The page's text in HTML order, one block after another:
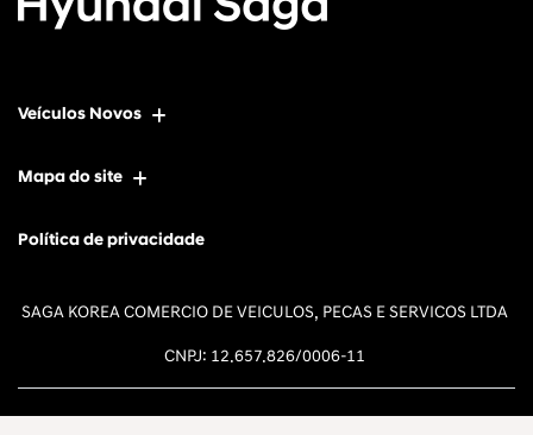
Veículos Novos
Mapa do site
Política de privacidade
SAGA KOREA COMERCIO DE VEICULOS, PECAS E SERVICOS LTDA
CNPJ: 12.657.826/0006-11